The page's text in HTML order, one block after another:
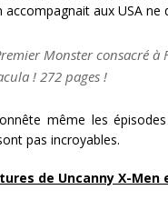
accompagnait aux USA
Monster consacré à
! 272 pages !
même les
pas incroyables.
de Uncanny X-